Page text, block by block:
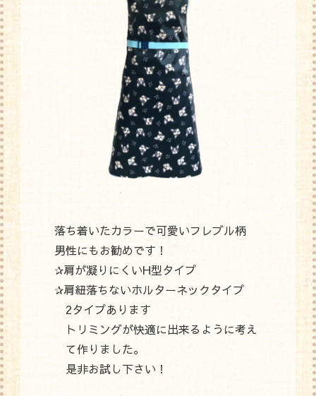
落ち着いたカラーで可愛いフレブル柄
男性にもお勧めです！
✰肩が凝りにくいH型タイプ
✰肩紐落ちないホルターネックタイプ
2タイプあります
トリミングが快適に出来るように考え
て作りました。
是非お試し下さい！